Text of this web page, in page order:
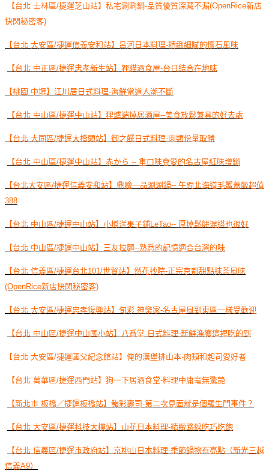
【台北 士林區/捷運芝山站】私宅涮涮鍋-品質優質深藏不漏(OpenRice新店
快閃秘密客)
【台北 大安區/捷運信義安和站】呂河日本料理-精緻細膩的懷石風味
【台北 中正區/捷運忠孝新生站】狸貓酒食屋-台日結合在地味
【桃園 中壢】江川居日式料理-海鮮當道人潮不斷
【台北 中山區/捷運中山站】狸爐端燒居酒屋--美食放鬆兼具的好去處
【台北 大同區/捷運大橋頭站】御之饌日式料理-肉類份量取勝
【台北 中山區/捷運中山站】赤から -- 重口味會愛的名古屋紅味增鍋
【台北大安區/捷運信義安和站】鼎膾一品涮涮鍋-- 午間北海道毛蟹蓋飯超值
388
【台北 中山區/捷運中山站】小樽洋果子鋪LeTao-- 厚燒鬆餅混搭也很好
【台北 中山區/捷運中山站】三友拉麵--熟悉的記憶適合台灣的味
【台北 信義區/捷運台北101/世貿站】然花抄院-正宗京都甜點抹茶風味
(OpenRice新店快閃秘密客)
【台北 大安區/捷運忠孝復興站】旬彩 神樂家-名古屋風到東區一樣受歡迎
【台北 中山區/捷運中山國小站】八番堂 日式料理-新鮮漁獲這裡吃的到
【台北 大安區/捷運國父紀念館站】俺的漢堡排山本-肉類和起司愛好者
【台北 萬華區/捷運西門站】狗一下居酒食堂-料理中庸毫無驚艷
【新北市 板橋／捷運板橋站】鮨彩壽司-第二次見面就是個羅生門事件？
【台北 大安區/捷運科技大樓站】山花日本料理-精緻路線吃巧吃飽
【台北 信義區/捷運市政府站】京桃山日本料理-季節鍋物有亮點（新光三越
信義A9）